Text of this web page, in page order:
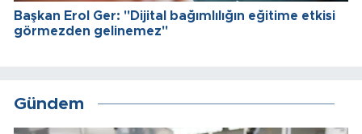
Başkan Erol Ger: "Dijital bağımlılığın eğitime etkisi
görmezden gelinemez"
Gündem